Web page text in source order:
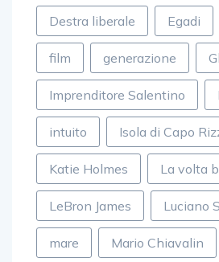
Destra liberale Egadi
film generazione
Imprenditore Salentino
intuito Isola di Capo
Katie Holmes La volta
LeBron James Luciano
mare Mario Chiavalin